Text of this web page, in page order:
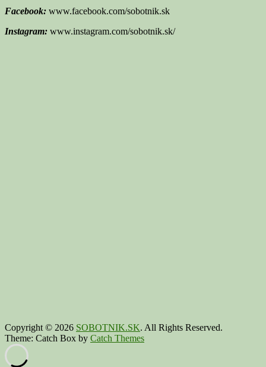
Facebook: www.facebook.com/sobotnik.sk
Instagram: www.instagram.com/sobotnik.sk/
Copyright © 2026 SOBOTNIK.SK. All Rights Reserved.
Theme: Catch Box by Catch Themes
Scroll
Up